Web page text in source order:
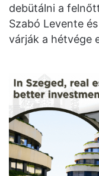
debütálni a
Szabó Levente
várják a hétvége